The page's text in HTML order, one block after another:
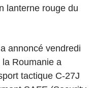
lanterne rouge du
annoncé vendredi
Roumanie a
tactique C-27J